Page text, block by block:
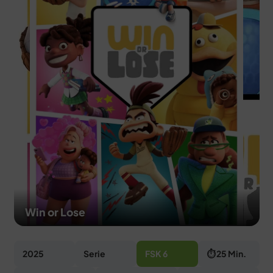
DEALS
MEIN HQ
Win or Lose
2025 Serie FSK 6 ⏱ 25 Min.